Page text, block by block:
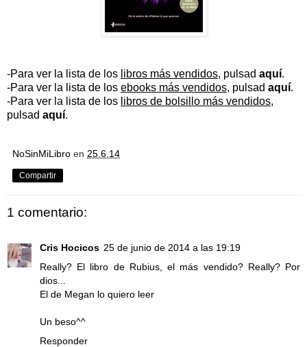
-Para ver la lista de los libros más vendidos, pulsad aquí.
-Para ver la lista de los ebooks más vendidos, pulsad aquí.
-Para ver la lista de los libros de bolsillo más vendidos,
pulsad aquí.
NoSinMiLibro en 25.6.14
Compartir
1 comentario:
Cris Hocicos 25 de junio de 2014 a las 19:19
Really? El libro de Rubius, el más vendido? Really? Por
dios...
El de Megan lo quiero leer
Un beso^^
Responder